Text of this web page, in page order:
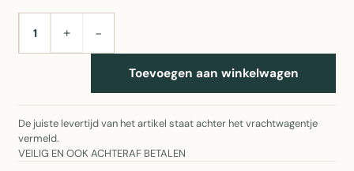
AANTAL+ −
Toevoegen aan winkelwagen
De juiste levertijd van het artikel staat achter het vrachtwagentje
vermeld.
VEILIG EN OOK ACHTERAF BETALEN